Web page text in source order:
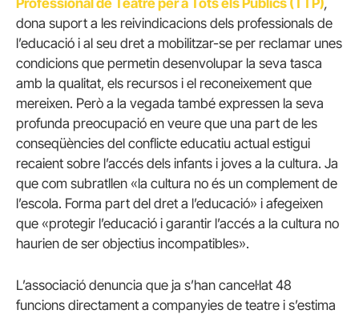
Professional de Teatre per a Tots els Públics (TTP),
dona suport a les reivindicacions dels professionals de
l’educació i al seu dret a mobilitzar-se per reclamar unes
condicions que permetin desenvolupar la seva tasca
amb la qualitat, els recursos i el reconeixement que
mereixen. Però a la vegada també expressen la seva
profunda preocupació en veure que una part de les
conseqüències del conflicte educatiu actual estigui
recaient sobre l’accés dels infants i joves a la cultura. Ja
que com subratllen «la cultura no és un complement de
l’escola. Forma part del dret a l’educació» i afegeixen
que «protegir l’educació i garantir l’accés a la cultura no
haurien de ser objectius incompatibles».
L’associació denuncia que ja s’han cancel·lat 48
funcions directament a companyies de teatre i s’estima